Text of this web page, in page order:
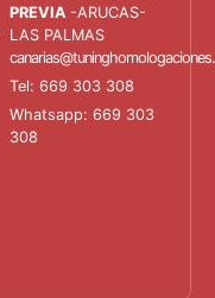
PREVIA -ARUCAS-
LAS PALMAS
Tel: 669 303 308
Whatsapp: 669 303
308